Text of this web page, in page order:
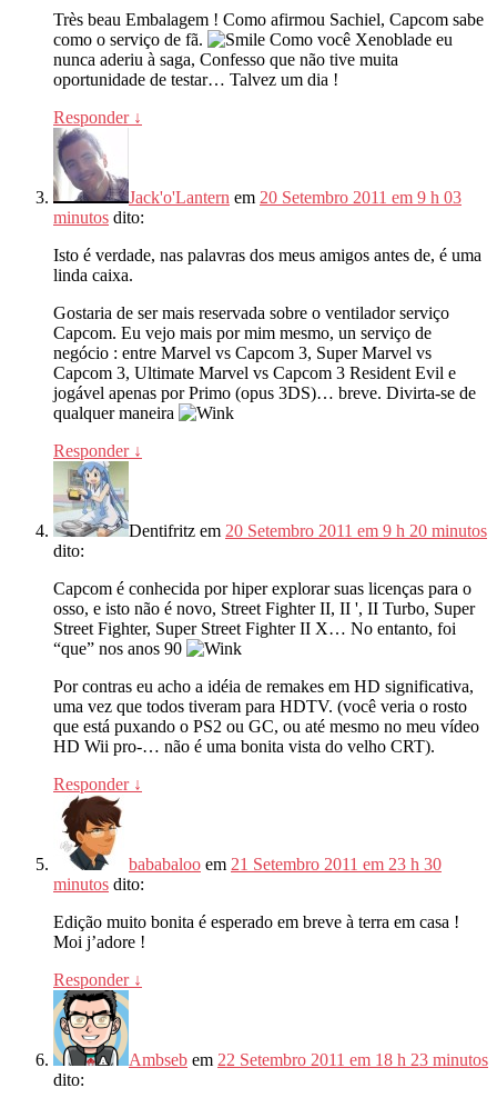
Très beau Embalagem ! Como afirmou Sachiel, Capcom sabe
como o serviço de fã.
Como você Xenoblade eu
nunca aderiu à saga, Confesso que não tive muita
oportunidade de testar… Talvez um dia !
Responder ↓
Jack'o'Lantern em 20 Setembro 2011 em 9 h 03
minutos dito:
Isto é verdade, nas palavras dos meus amigos antes de, é uma
linda caixa.
Gostaria de ser mais reservada sobre o ventilador serviço
Capcom. Eu vejo mais por mim mesmo, un serviço de
negócio : entre Marvel vs Capcom 3, Super Marvel vs
Capcom 3, Ultimate Marvel vs Capcom 3 Resident Evil e
jogável apenas por Primo (opus 3DS)… breve. Divirta-se de
qualquer maneira
Responder ↓
Dentifritz em 20 Setembro 2011 em 9 h 20 minutos
dito:
Capcom é conhecida por hiper explorar suas licenças para o
osso, e isto não é novo, Street Fighter II, II ', II Turbo, Super
Street Fighter, Super Street Fighter II X… No entanto, foi
“que” nos anos 90
Por contras eu acho a idéia de remakes em HD significativa,
uma vez que todos tiveram para HDTV. (você veria o rosto
que está puxando o PS2 ou GC, ou até mesmo no meu vídeo
HD Wii pro-… não é uma bonita vista do velho CRT).
Responder ↓
bababaloo em 21 Setembro 2011 em 23 h 30
minutos dito:
Edição muito bonita é esperado em breve à terra em casa !
Moi j’adore !
Responder ↓
Ambseb em 22 Setembro 2011 em 18 h 23 minutos
dito: